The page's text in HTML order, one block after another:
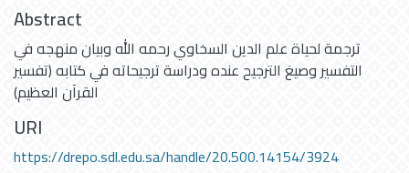
Abstract
ترجمة لحياة علم الدين السخاوي رحمه الله وبيان منهجه في
التفسير وصيغ الترجيح عنده ودراسة ترجيحاته في كتابه (تفسير
القرآن العظيم)
URI
https://drepo.sdl.edu.sa/handle/20.500.14154/3924